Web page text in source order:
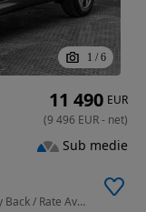
1 / 6
1597 cm3 • 160 CP • Automata - Posibilitate Buy Back / Rate Avans 0% / Garantie 36 Luni
11 490 EUR
(9 496 EUR- net)
Sub medie